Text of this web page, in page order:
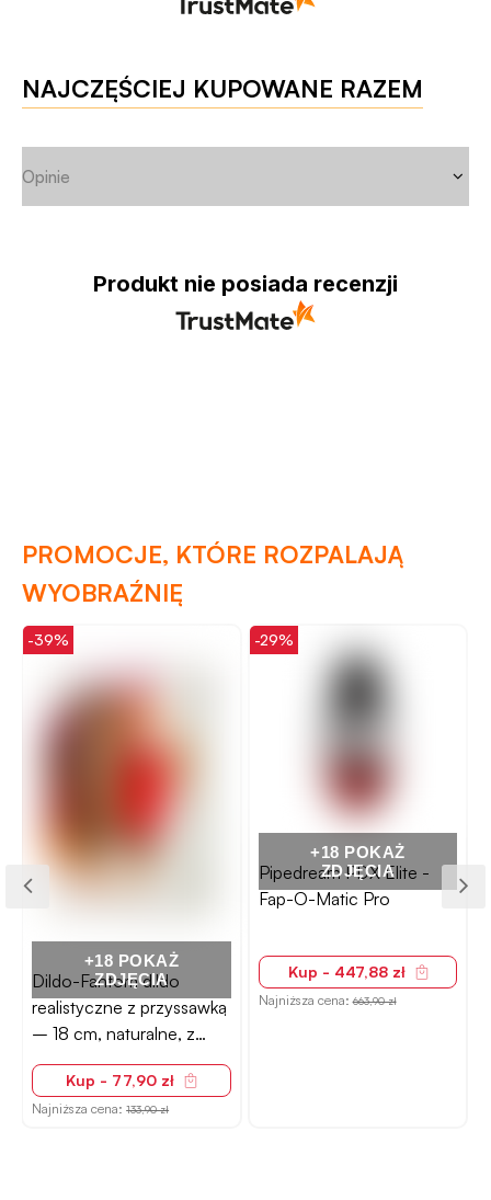
NAJCZĘŚCIEJ KUPOWANE RAZEM
Opinie
Produkt nie posiada recenzji
PROMOCJE, KTÓRE ROZPALAJĄ
WYOBRAŹNIĘ
+18 POKAŻ
ZDJĘCIA
-39%
Dildo-Fantom dildo
realistyczne z przyssawką
– 18 cm, naturalne, z
żyłkowaniem
Kup - 77,90 zł
Najniższa cena:133,90 zł
+18 POKAŻ
ZDJĘCIA
-29%
Pipedream PDX Elite -
Fap-O-Matic Pro
Kup - 447,88 zł
Najniższa cena:663,90 zł